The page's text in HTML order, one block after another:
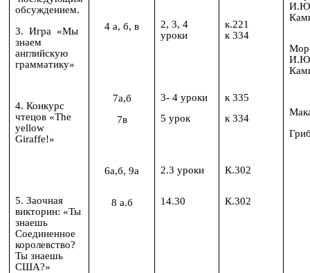
обсуждением.
3. Игра «Мы
знаем
английскую
грамматику»
4. Конкурс
чтецов «The
yellow
Giraffe!»
5. Заочная
викторин: «Ты
знаешь
Соединенное
королевство?
Ты знаешь
США?»
4 a, б, в
7а,б
7в
6а,б, 9а
8 а.б
2, 3, 4
уроки
3- 4 уроки
5 урок
2.3 уроки
14.30
к.221
к 334
к 335
к 334
К.302
К.302